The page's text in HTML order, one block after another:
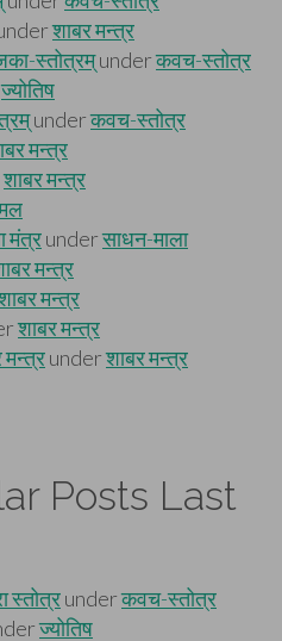
Posts Last